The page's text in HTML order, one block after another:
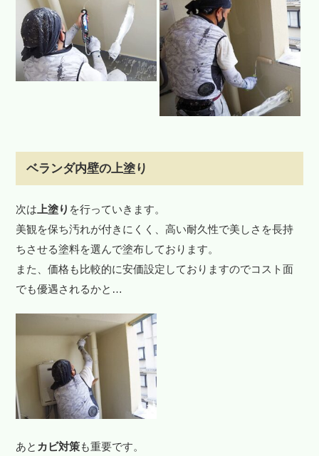
ベランダ内壁の上塗り
次は 上塗り を行っていきます。
美観を保ち汚れが付きにくく、高い耐久性で美しさを長持
ちさせる塗料を選んで塗布しております。
また、価格も比較的に安価設定しておりますのでコスト面
でも優遇されるかと…
あと カビ対策も重要です。